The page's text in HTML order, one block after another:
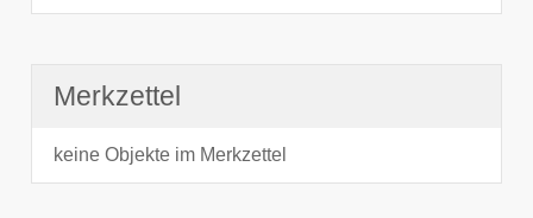
Merkzettel
keine Objekte im Merkzettel